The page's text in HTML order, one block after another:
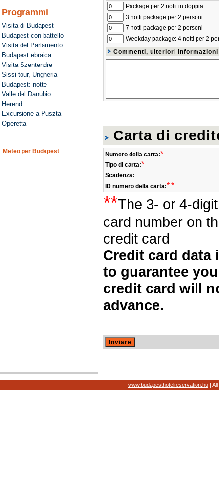
Programmi
Visita di Budapest
Budapest con battello
Visita del Parlamento
Budapest ebraica
Visita Szentendre
Sissi tour, Ungheria
Budapest: notte
Valle del Danubio
Herend
Excursione a Puszta
Operetta
Meteo per Budapest
Package per 2 notti in doppia
3 notti package per 2 personi
7 notti package per 2 personi
Weekday package: 4 notti per 2
Commenti, ulteriori
Carta di
Numero della carta:*
Tipo di carta:*
Scadenza:
ID numero della carta:**
**The 3- or 4-
card number on
credit card
Credit card data
to guarantee
credit card will
advance.
www.budapesthotelreservation.hu| All